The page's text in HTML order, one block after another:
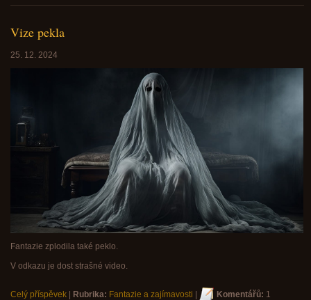
Vize pekla
25. 12. 2024
Fantazie zplodila také peklo.
V odkazu je dost strašné video.
Celý příspěvek | Rubrika: Fantazie a zajímavosti | Komentářů: 1